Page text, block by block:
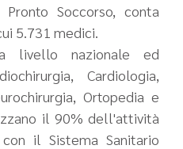
Soccorso, conta
5.731 medici.
livello nazionale ed
Cardiologia,
Ortopedia e
il 90% dell'attività
il Sistema Sanitario